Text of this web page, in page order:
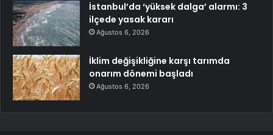
İstanbul’da ‘yüksek dalga’ alarmı: 3
ilçede yasak kararı
Ağustos 6, 2026
İklim değişikliğine karşı tarımda
onarım dönemi başladı
Ağustos 6, 2026